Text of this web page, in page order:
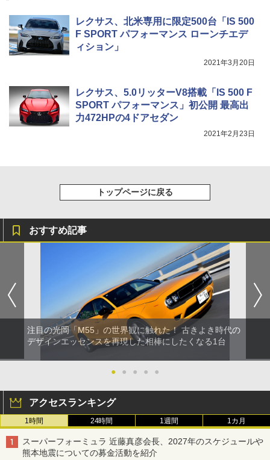
レクサス、北米専用に限定500台「IS 500
F SPORT パフォーマンス ローンチエデ
ィション」
2021年3月20日
レクサス、5.0リッターV8搭載「IS 500 F
SPORT パフォーマンス」初公開 最高出
力472HPの4ドアセダン
2021年2月23日
トップページに戻る
おすすめ記事
注目の光岡「M55」の世界観に触れた！ 古きよき時代の
デザインエッセンスを再現した相棒にしたくなる1台
● ● ● ● ●
アクセスランキング
1時間 24時間 1週間 1カ月
スーパーフォーミュラ 近藤真彦会長、2027年のスケジュールや
熊本地震についての募金活動を紹介